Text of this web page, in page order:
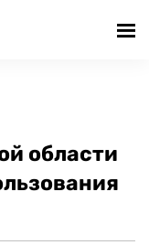
области